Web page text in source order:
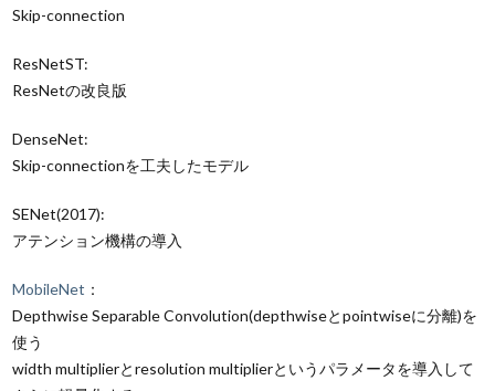
Skip-connection
ResNetST:
ResNetの改良版
DenseNet:
Skip-connectionを工夫したモデル
SENet(2017):
アテンション機構の導入
MobileNet ：
Depthwise Separable Convolution(depthwiseとpointwiseに分離)を
使う
width multiplierとresolution multiplierというパラメータを導入して